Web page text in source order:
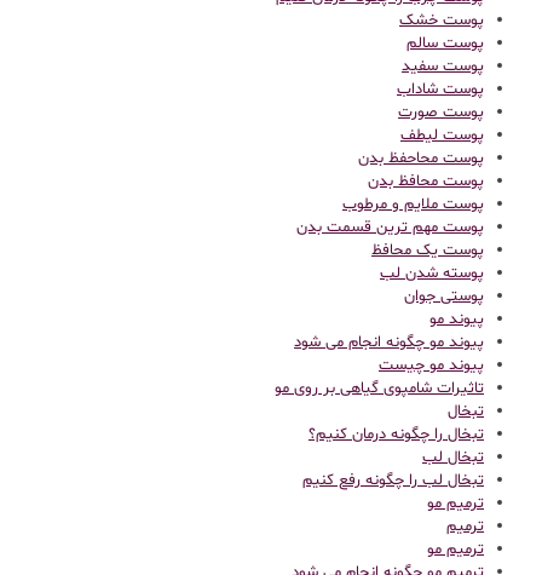
پوست خشک
پوست سالم
پوست سفید
پوست شاداب
پوست صورت
پوست لیطف
پوست محاحفظ بدن
پوست محافظ بدن
پوست ملایم و مرطوب
پوست مهم ترین قسمت بدن
پوست یک محافظ
پوسته شدن لب
پوستی جوان
پیوند مو
پیوند مو چگونه انجام می شود
پیوند مو چیست
تاثیرات شامپوی گیاهی بر روی مو
تبخال
تبخال را چگونه درمان کنیم؟
تبخال لب
تبخال لب را چگونه رفع کنیم
ترميم مو
ترمیم
ترمیم مو